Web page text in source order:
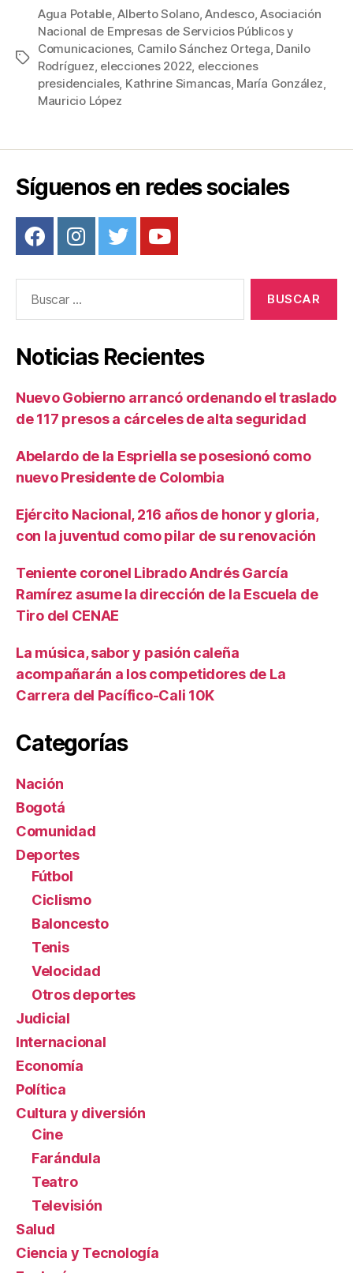
c
e
b
o
k
tt
er
ail er
e
st
m
p
ar
tir
Etiquetas
Agua Potable,Alberto Solano,Andesco,Asociación
Nacional de Empresas de Servicios Públicos y
Comunicaciones, Camilo Sánchez Ortega, Danilo
Rodríguez, elecciones 2022, elecciones
presidenciales, Kathrine Simancas, María González,
Mauricio López
Síguenos en redes sociales
Noticias Recientes
Nuevo Gobierno arrancó ordenando el traslado
de 117 presos a cárceles de alta seguridad
Abelardo de la Espriella se posesionó como
nuevo Presidente de Colombia
Ejército Nacional, 216 años de honor y gloria,
con la juventud como pilar de su renovación
Teniente coronel Librado Andrés García
Ramírez asume la dirección de la Escuela de
Tiro del CENAE
La música, sabor y pasión caleña
acompañarán a los competidores de La
Carrera del Pacífico-Cali 10K
Categorías
Nación
Bogotá
Comunidad
Deportes
Fútbol
Ciclismo
Baloncesto
Tenis
Velocidad
Otros deportes
Judicial
Internacional
Economía
Política
Cultura y diversión
Cine
Farándula
Teatro
Televisión
Salud
Ciencia y Tecnología